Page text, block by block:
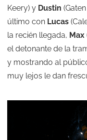
Keery) y Dustin
último con Lucas
la recién llegada, Max
el detonante de la
y mostrando al
muy lejos le dan